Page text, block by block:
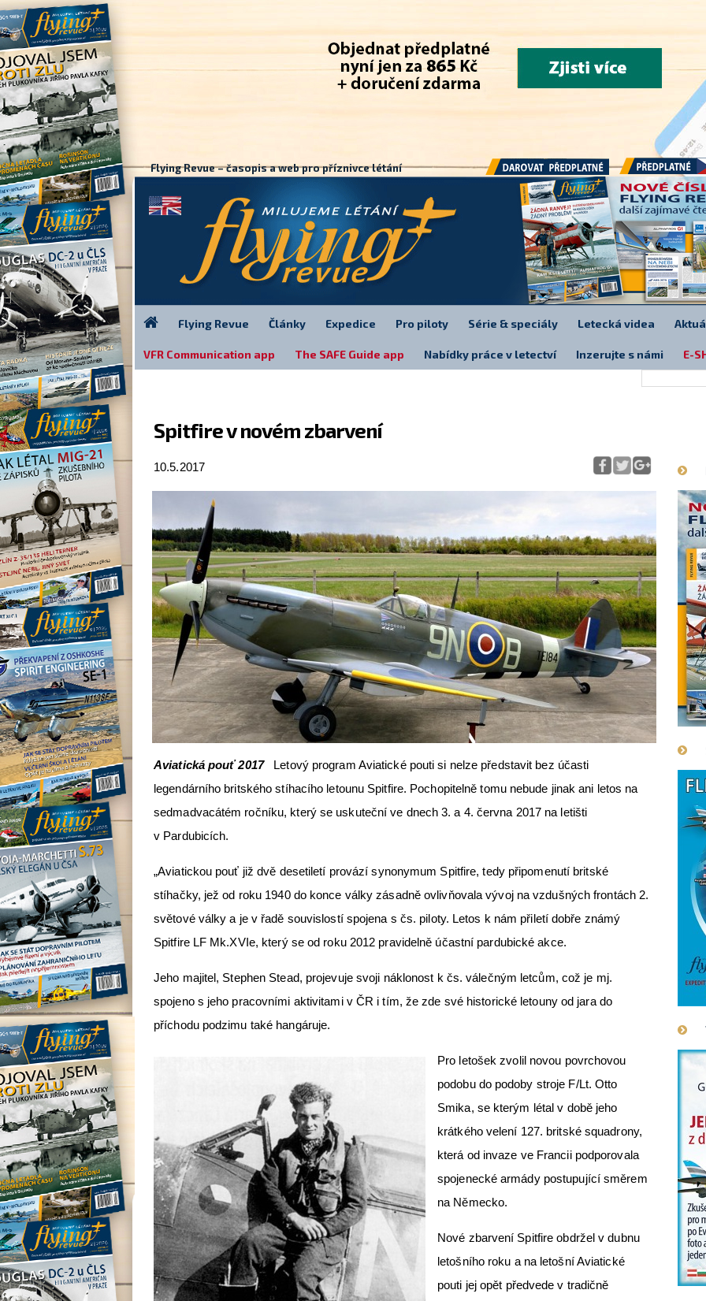
Spitfire v novém zbarvení
10.5.2017
Aviatická pouť 2017 Letový program Aviatické pouti si nelze představit bez účasti
legendárního britského stíhacího letounu Spitfire. Pochopitelně tomu nebude jinak ani letos na
sedmadvacátém ročníku, který se uskuteční ve dnech 3. a 4. června 2017 na letišti
v Pardubicích.
„Aviatickou pouť již dvě desetiletí provází synonymum Spitfire, tedy připomenutí britské
stíhačky, jež od roku 1940 do konce války zásadně ovlivňovala vývoj na vzdušných frontách 2.
světové války a je v řadě souvislostí spojena s čs. piloty. Letos k nám přiletí dobře známý
Spitfire LF Mk.XVIe, který se od roku 2012 pravidelně účastní pardubické akce.
Jeho majitel, Stephen Stead, projevuje svoji náklonost k čs. válečným letcům, což je mj.
spojeno s jeho pracovními aktivitami v ČR i tím, že zde své historické letouny od jara do
příchodu podzimu také hangáruje.
Pro letošek zvolil novou povrchovou
podobu do podoby stroje F/Lt. Otto
Smika, se kterým létal v době jeho
krátkého velení 127. britské squadrony,
která od invaze ve Francii podporovala
spojenecké armády postupující směrem
na Německo.
Nové zbarvení Spitfire obdržel v dubnu
letošního roku a na letošní Aviatické
pouti jej opět předvede v tradičně
Flying Revue – časopis a web pro příznivce létání
Darovat předplatné Předplatné
Flying Revue Články Expedice Pro piloty Série & speciály Letecká videa
VFR Communication app The SAFE Guide app Nabídky práce v letectví Inzerujte s námi E-